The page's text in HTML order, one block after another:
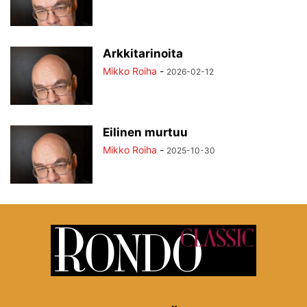
Arkkitarinoita
Mikko Roiha - 2026-02-12
Eilinen murtuu
Mikko Roiha - 2025-10-30